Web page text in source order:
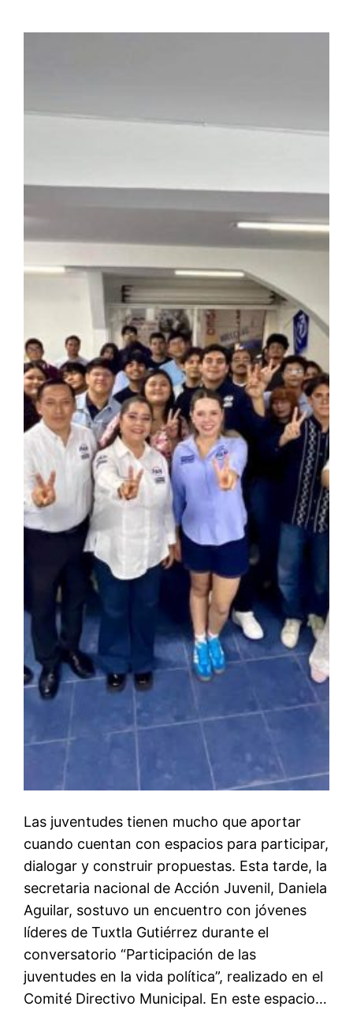
Las juventudes tienen mucho que aportar
cuando cuentan con espacios para participar,
dialogar y construir propuestas. Esta tarde, la
secretaria nacional de Acción Juvenil, Daniela
Aguilar, sostuvo un encuentro con jóvenes
líderes de Tuxtla Gutiérrez durante el
conversatorio “Participación de las
juventudes en la vida política”, realizado en el
Comité Directivo Municipal. En este espacio…